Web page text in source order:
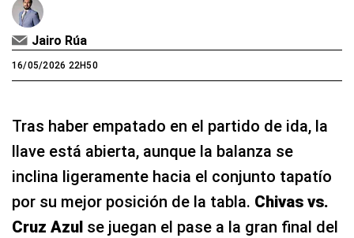
Jairo Rúa
16/05/2026 22H50
Tras haber empatado en el partido de ida, la
llave está abierta, aunque la balanza se
inclina ligeramente hacia el conjunto tapatío
por su mejor posición de la tabla. Chivas vs.
Cruz Azul se juegan el pase a la gran final del